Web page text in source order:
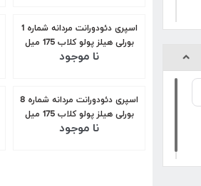
اسپری دئودورانت مردانه شماره 1
بورلی هیلز پولو کلاب 175 میل
نا موجود
اسپری دئودورانت مردانه شماره 8
بورلی هیلز پولو کلاب 175 میل
نا موجود